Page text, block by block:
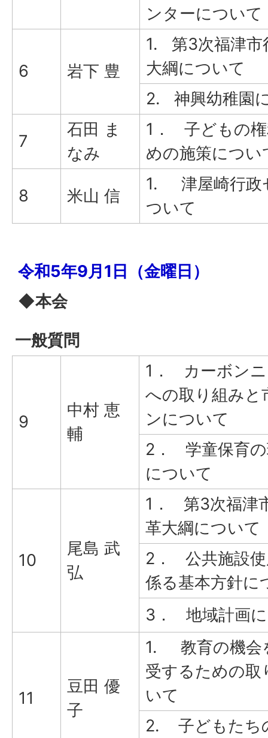
ンターについて
6 岩下 豊
1. 第3次福津市
大綱について
2. 神興幼稚園
7
石田 ま
なみ
1． 子どもの
めの施策につい
8 米山 信
1. 津屋崎行政
ついて
令和5年9月1日（金曜日）
◆本会
一般質問
9
中村 恵
輔
1． カーボン
への取り組みと
ンについて
2． 学童保育
について
10
尾島 武
弘
1． 第3次福津
革大綱について
2． 公共施設
係る基本方針に
3． 地域計画
11
豆田 優
子
1. 教育の機会
受するための取
いて
2. 子どもたち